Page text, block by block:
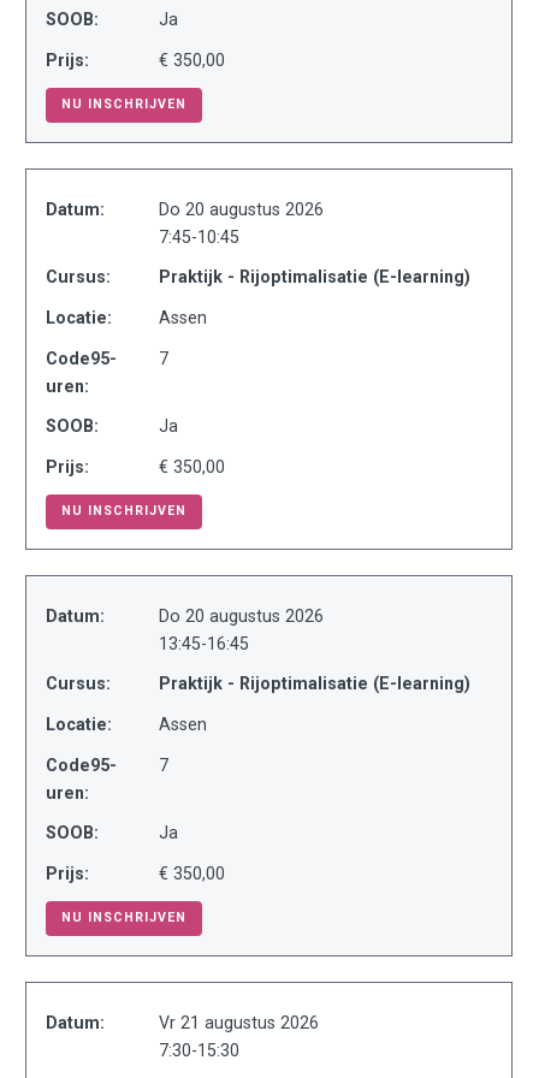
SOOB: Ja
Prijs: € 350,00
NU INSCHRIJVEN
Datum:
Do 20 augustus 2026
7:45-10:45
Cursus: Praktijk - Rijoptimalisatie (E-learning)
Locatie: Assen
Code95-
uren:
7
SOOB: Ja
Prijs: € 350,00
NU INSCHRIJVEN
Datum:
Do 20 augustus 2026
13:45-16:45
Cursus: Praktijk - Rijoptimalisatie (E-learning)
Locatie: Assen
Code95-
uren:
7
SOOB: Ja
Prijs: € 350,00
NU INSCHRIJVEN
Datum:
Vr 21 augustus 2026
7:30-15:30